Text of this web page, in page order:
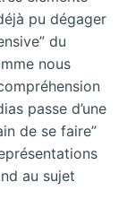
pu dégager
du
nous
passe d’une
de se faire”
au sujet